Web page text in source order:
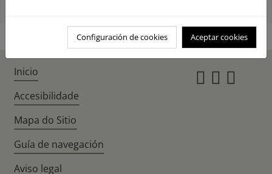
Configuración de cookies Aceptar cookies
Inicio
Accesibilidade
Mapa do Sitio
Guía de navegación
Aviso legal